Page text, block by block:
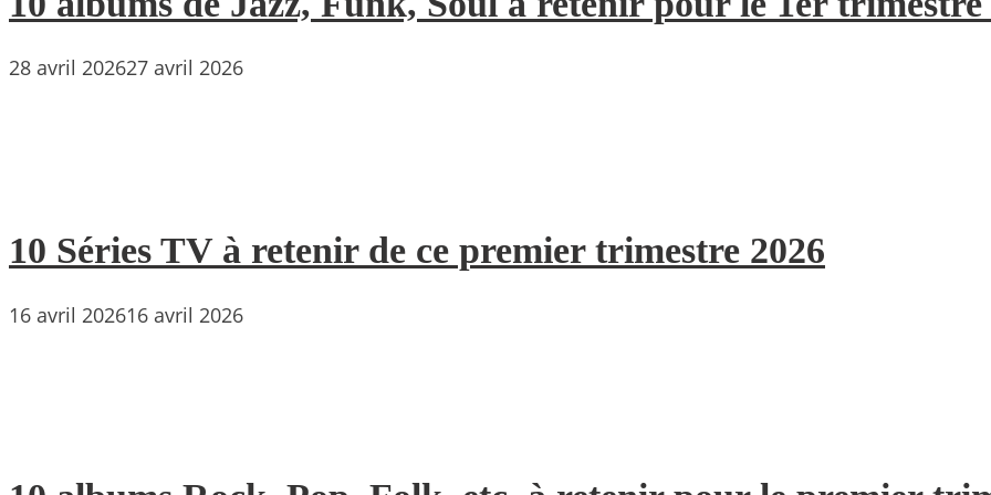
28 avril 202627 avril 2026
10 Séries TV à retenir de ce premier trimestre 2026
16 avril 202616 avril 2026